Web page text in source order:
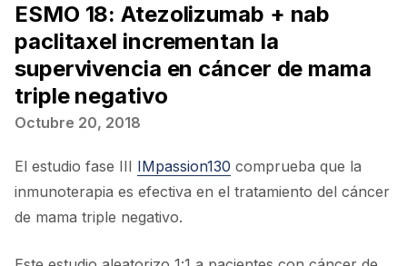
ESMO 18: Atezolizumab + nab
paclitaxel incrementan la
supervivencia en cáncer de mama
triple negativo
Octubre 20, 2018
El estudio fase III IMpassion130 comprueba que la
inmunoterapia es efectiva en el tratamiento del cáncer
de mama triple negativo.